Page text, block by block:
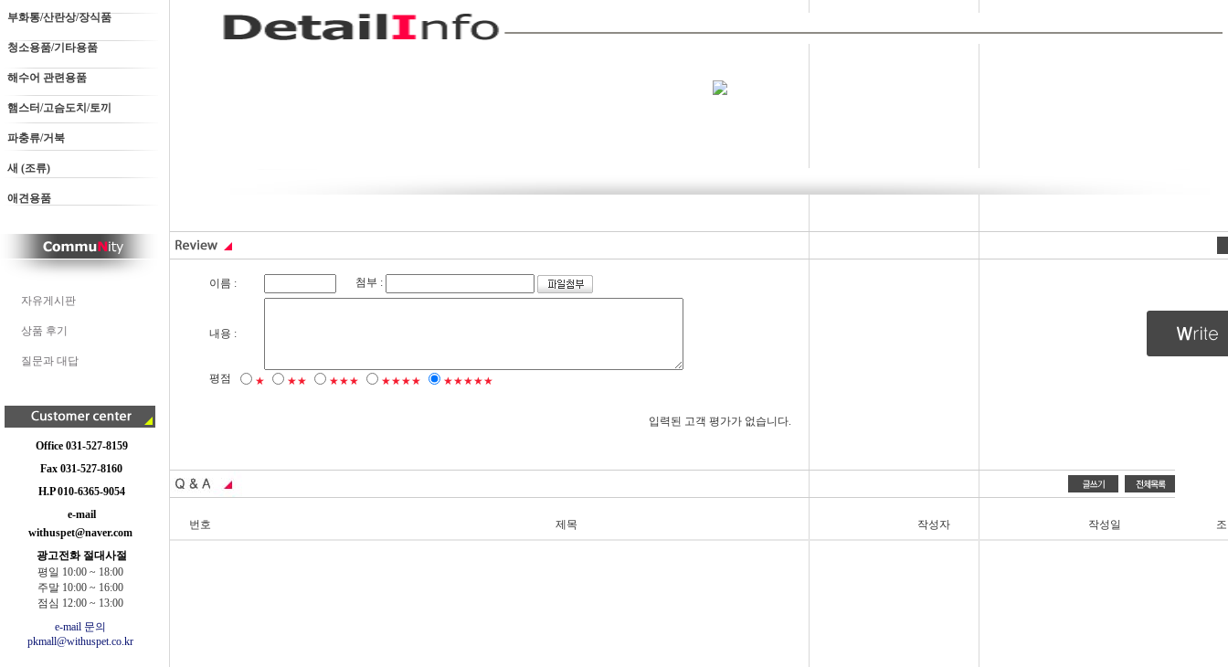
부화통/산란상/장식품
청소용품/기타용품
해수어 관련용품
햄스터/고슴도치/토끼
파충류/거북
새 (조류)
애견용품
자유게시판
상품 후기
질문과 대답
Office 031-527-8159
Fax 031-527-8160
H.P 010-6365-9054
e-mail
withuspet@naver.com
광고전화 절대사절
평일 10:00 ~ 18:00
주말 10:00 ~ 16:00
점심 12:00 ~ 13:00
e-mail 문의
pkmall@withuspet.co.kr
이름 : 첨부 :
내용 :
평점 ★ ★★ ★★★ ★★★★ ★★★★★
입력된 고객 평가가 없습니다.
번호 제목 작성자 작성일